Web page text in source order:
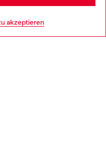
akzeptieren